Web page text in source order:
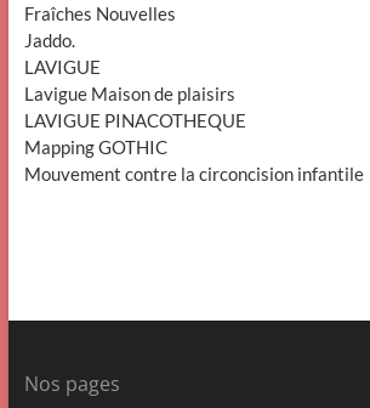
Fraîches Nouvelles
Jaddo.
LAVIGUE
Lavigue Maison de plaisirs
LAVIGUE PINACOTHEQUE
Mapping GOTHIC
Mouvement contre la circoncision infantile
Nos pages